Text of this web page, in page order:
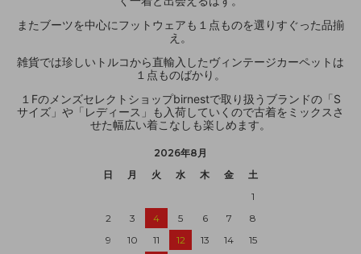
またブーツを中心にフットウェアも１点ものを選りすぐった品揃
え。
雑貨では珍しいトルコから直輸入したヴィンテージカーペットは
１点ものばかり。
１Fのメンズセレクトショップbirnestで取り扱うブランドの「S
サイズ」や「レディース」も入荷していくので古着をミックスさ
せた幅広い着こなしも楽しめます。
2026年8月
日
月 火 水 木 金
土
1
2
3 4 5 6 7
8
9
10 11 12 13 14
15